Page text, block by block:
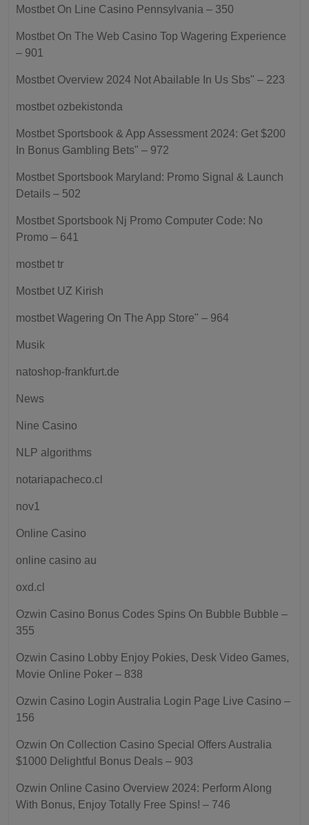
Mostbet On Line Casino Pennsylvania – 350
Mostbet On The Web Casino Top Wagering Experience
– 901
Mostbet Overview 2024 Not Abailable In Us Sbs" – 223
mostbet ozbekistonda
Mostbet Sportsbook & App Assessment 2024: Get $200
In Bonus Gambling Bets" – 972
Mostbet Sportsbook Maryland: Promo Signal & Launch
Details – 502
Mostbet Sportsbook Nj Promo Computer Code: No
Promo – 641
mostbet tr
Mostbet UZ Kirish
‎mostbet Wagering On The App Store" – 964
Musik
natoshop-frankfurt.de
News
Nine Casino
NLP algorithms
notariapacheco.cl
nov1
Online Casino
online casino au
oxd.cl
Ozwin Casino Bonus Codes Spins On Bubble Bubble –
355
Ozwin Casino Lobby Enjoy Pokies, Desk Video Games,
Movie Online Poker – 838
Ozwin Casino Login Australia Login Page Live Casino –
156
Ozwin On Collection Casino Special Offers Australia
$1000 Delightful Bonus Deals – 903
Ozwin Online Casino Overview 2024: Perform Along
With Bonus, Enjoy Totally Free Spins! – 746